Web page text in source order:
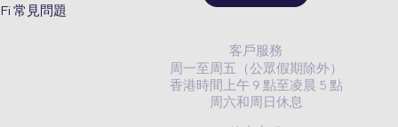
常見問題
客戶服務
周一至周五（公眾假期除外）
香港時間上午 9 點至凌晨 5 點
周六和周日休息